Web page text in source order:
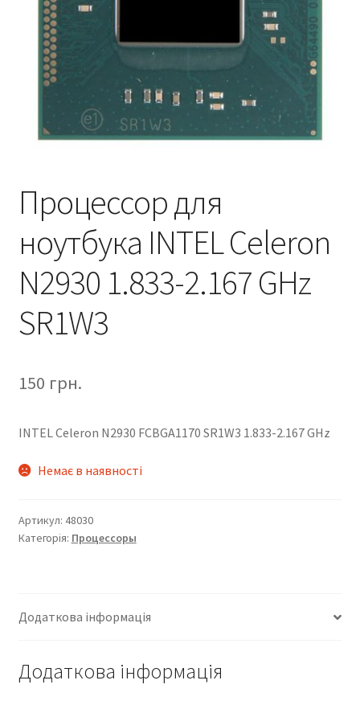
Процессор для
ноутбука INTEL Celeron
N2930 1.833-2.167 GHz
SR1W3
150 грн.
INTEL Celeron N2930 FCBGA1170 SR1W3 1.833-2.167 GHz
Немає в наявності
Артикул: 48030
Категорія: Процессоры
Додаткова інформація
Додаткова інформація